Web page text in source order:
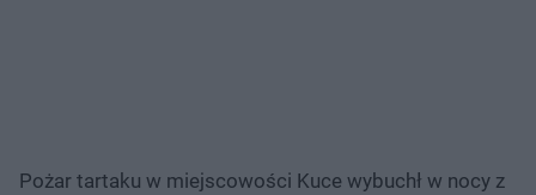
Pożar tartaku w miejscowości Kuce wybuchł w nocy z